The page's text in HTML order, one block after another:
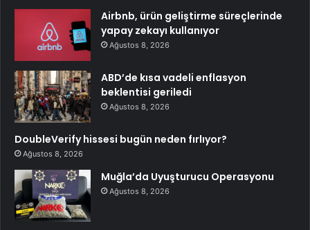
Airbnb, ürün geliştirme süreçlerinde
yapay zekayı kullanıyor
Ağustos 8, 2026
ABD’de kısa vadeli enflasyon
beklentisi geriledi
Ağustos 8, 2026
DoubleVerify hissesi bugün neden fırlıyor?
Ağustos 8, 2026
Muğla’da Uyuşturucu Operasyonu
Ağustos 8, 2026